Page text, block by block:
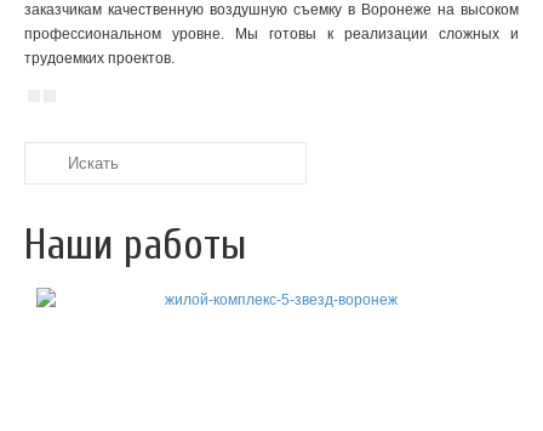
заказчикам качественную воздушную съемку в Воронеже на высоком
профессиональном уровне. Мы готовы к реализации сложных и
трудоемких проектов.
Искать:
Наши работы